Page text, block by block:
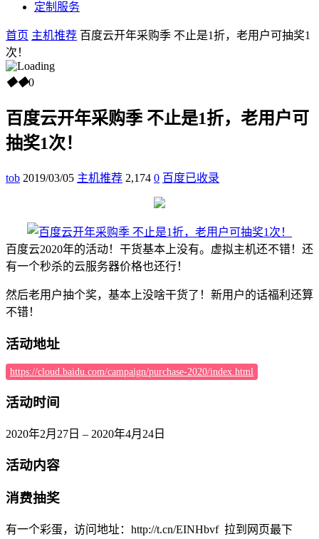
定制服务
首页 主机推荐 百度云开年采购季 不止是1折，老用户可抽奖1
次！
◆◆0
百度云开年采购季 不止是1折，老用户可
抽奖1次！
tob 2019/03/05 主机推荐 2,174 0 百度已收录
百度云2020年的活动！干货基本上没有。虚拟主机还不错！还
有一个秒杀的云服务器价格也还行！
然后老用户抽个奖，基本上没啥干货了！新用户的话福利还算
不错！
活动地址
https://cloud.baidu.com/campaign/purchase-2020/index.html
活动时间
2020年2月27日 – 2020年4月24日
活动内容
消费抽奖
有一个彩蛋，访问地址：http://t.cn/EINHbvf 拉到网页最下